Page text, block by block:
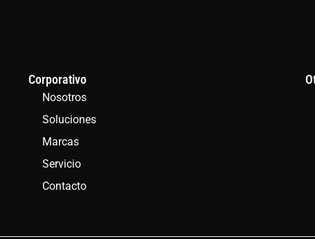
Corporativo
Nosotros
Soluciones
Marcas
Servicio
Contacto